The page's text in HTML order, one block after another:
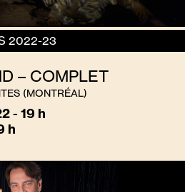
2022-23
– COMPLET
(MONTRÉAL)
- 19 h
h